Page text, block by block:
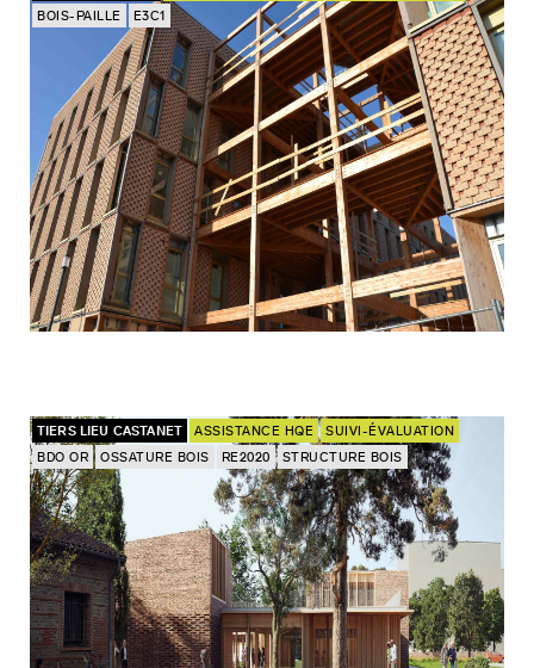
BOIS-PAILLE
E3C1
TIERS LIEU CASTANET ASSISTANCE HQE
SUIVI-ÉVALUATION
BDO OR
OSSATURE BOIS RE2020 STRUCTURE BOIS